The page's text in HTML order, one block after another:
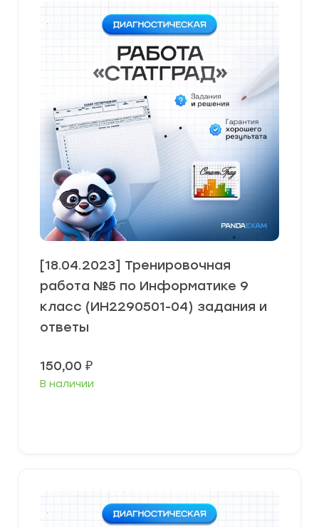
[18.04.2023] Тренировочная
работа №5 по Информатике 9
класс (ИН2290501-04) задания и
ответы
150,00 ₽
В наличии